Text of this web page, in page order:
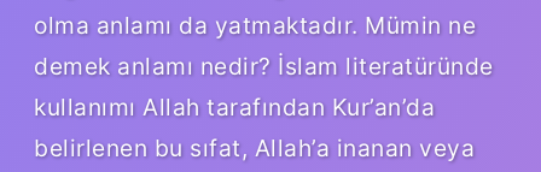
olma anlamı da yatmaktadır. Mümin ne
demek anlamı nedir? İslam literatüründe
kullanımı Allah tarafından Kur’an’da
belirlenen bu sıfat, Allah’a inanan veya